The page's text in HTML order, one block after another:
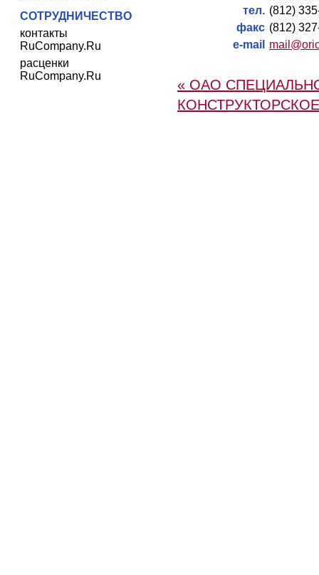
СОТРУДНИЧЕСТВО
контакты
RuCompany.Ru
расценки
RuCompany.Ru
тел. (812)
факс (812)
e-mail
« ОАО